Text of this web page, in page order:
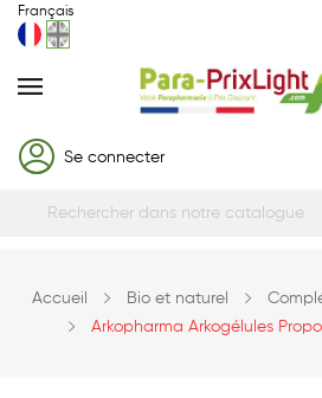
Français
Se connecter
Accueil Bio et naturel
Arkopharma Arkogélules